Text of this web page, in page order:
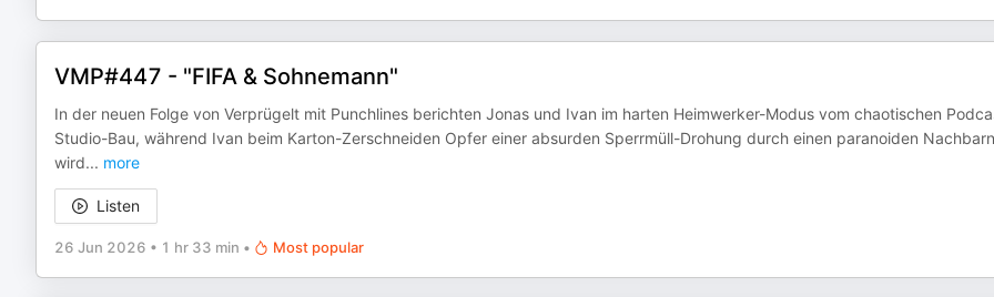
VMP#447 - "FIFA & Sohnemann"
In der neuen Folge von Verprügelt mit Punchlines berichten Jonas und Ivan im harten Heimwerker-Modus vom chaotischen
Studio-Bau, während Ivan beim Karton-Zerschneiden Opfer einer absurden Sperrmüll-Drohung durch einen paranoiden Nachbarn
wird... more
Listen
26 Jun 2026 • 1 hr 33 min • Most popular